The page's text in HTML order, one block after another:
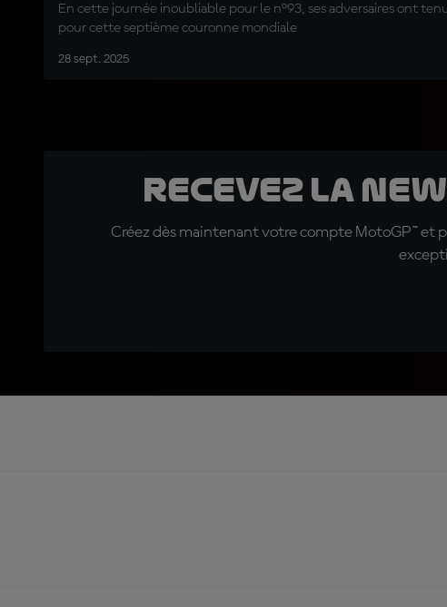
En cette journée inoubliable pour le n°93, ses adversaires ont
pour cette septième couronne mondiale
28 sept. 2025
Recevez la
Créez dès maintenant votre compte MotoGP™ et